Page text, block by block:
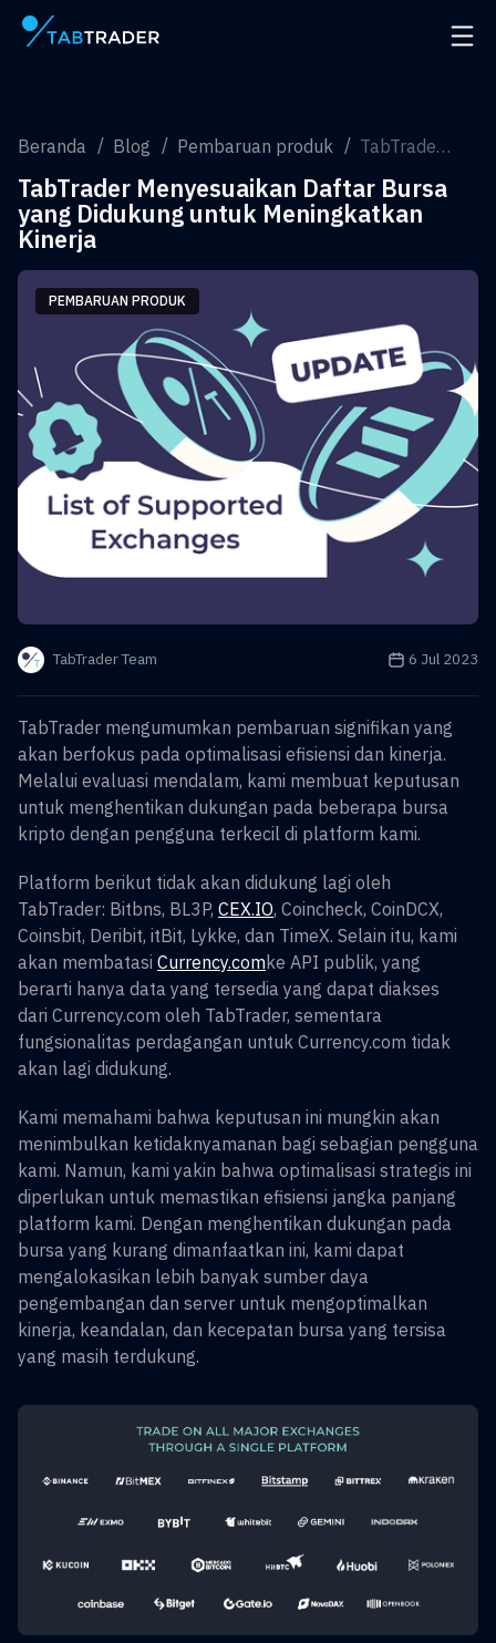
Halaman utama Buka
Beranda Blog Pembaruan produk TabTrader Menyesuaikan Daftar Bursa yang Didukung untuk Meningkatkan Kinerja
TabTrader Menyesuaikan Daftar Bursa
yang Didukung untuk Meningkatkan
Kinerja
PEMBARUAN PRODUK
TabTrader Team Tanggal
6 Jul 2023
TabTrader mengumumkan pembaruan signifikan yang
akan berfokus pada optimalisasi efisiensi dan kinerja.
Melalui evaluasi mendalam, kami membuat keputusan
untuk menghentikan dukungan pada beberapa bursa
kripto dengan pengguna terkecil di platform kami.
Platform berikut tidak akan didukung lagi oleh
TabTrader: Bitbns, BL3P, CEX.IO, Coincheck, CoinDCX,
Coinsbit, Deribit, itBit, Lykke, dan TimeX. Selain itu, kami
akan membatasi Currency.comke API publik, yang
berarti hanya data yang tersedia yang dapat diakses
dari Currency.com oleh TabTrader, sementara
fungsionalitas perdagangan untuk Currency.com tidak
akan lagi didukung.
Kami memahami bahwa keputusan ini mungkin akan
menimbulkan ketidaknyamanan bagi sebagian pengguna
kami. Namun, kami yakin bahwa optimalisasi strategis ini
diperlukan untuk memastikan efisiensi jangka panjang
platform kami. Dengan menghentikan dukungan pada
bursa yang kurang dimanfaatkan ini, kami dapat
mengalokasikan lebih banyak sumber daya
pengembangan dan server untuk mengoptimalkan
kinerja, keandalan, dan kecepatan bursa yang tersisa
yang masih terdukung.